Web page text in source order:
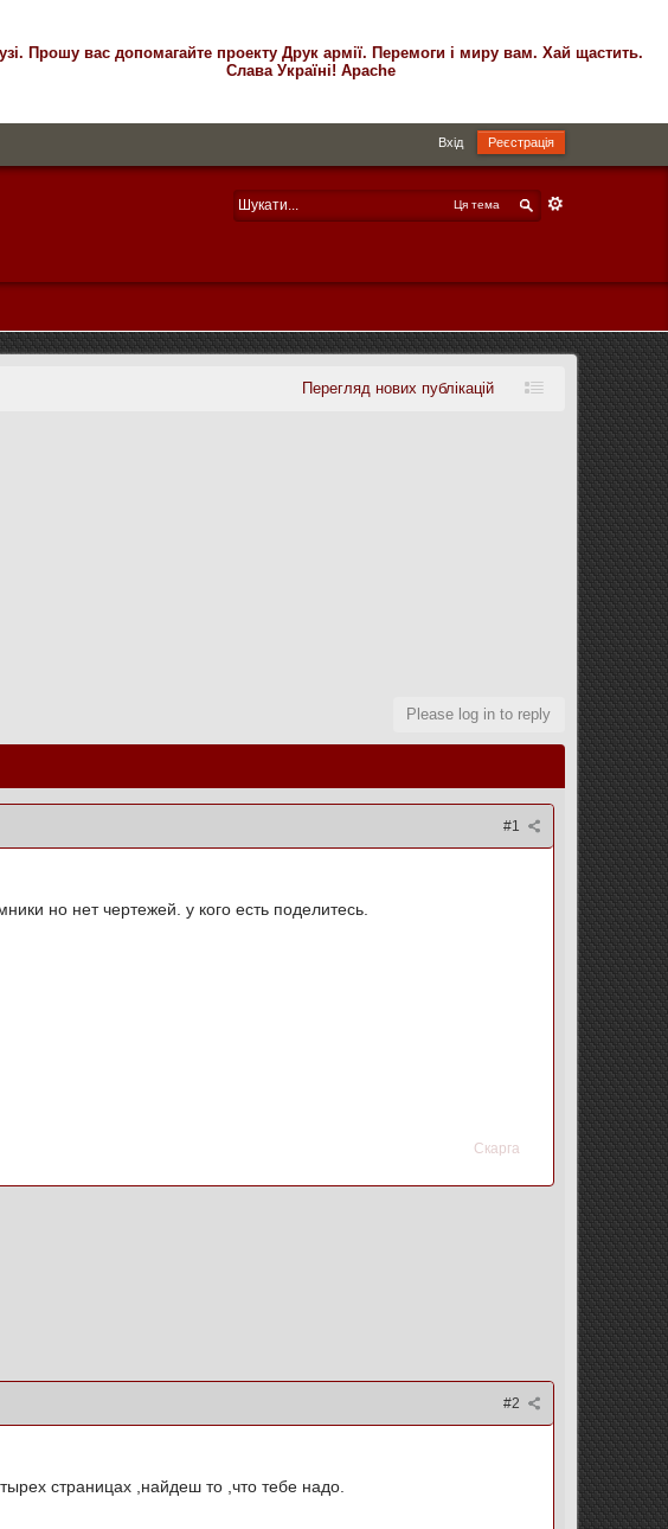
Прошу вас допомагайте проекту Друк армії. Перемоги і миру вам. Хай щастить.
Слава Україні! Apache
Вхід Реєстрація
Ця тема
Перегляд нових публікацій
Please log in to reply
#1
но нет чертежей. у кого есть поделитесь.
Скарга
#2
страницах ,найдеш то ,что тебе надо.